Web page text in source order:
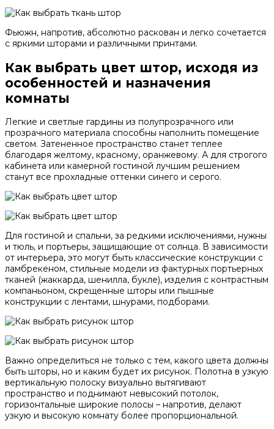
Фьюжн, напротив, абсолютно раскован и легко сочетается
с яркими шторами и различными принтами.
Как выбрать цвет штор, исходя из
особенностей и назначения
комнаты
Легкие и светлые гардины из полупрозрачного или
прозрачного материала способны наполнить помещение
светом. Затененное пространство станет теплее
благодаря желтому, красному, оранжевому. А для строгого
кабинета или камерной гостиной лучшим решением
станут все прохладные оттенки синего и серого.
Для гостиной и спальни, за редкими исключениями, нужны
и тюль, и портьеры, защищающие от солнца. В зависимости
от интерьера, это могут быть классические конструкции с
ламбрекеном, стильные модели из фактурных портьерных
тканей (жаккарда, шенилла, букле), изделия с контрастным
компаньоном, скрещенные шторы или пышные
конструкции с лентами, шнурами, подборами.
Важно определиться не только с тем, какого цвета должны
быть шторы, но и каким будет их рисунок. Полотна в узкую
вертикальную полоску визуально вытягивают
пространство и поднимают невысокий потолок,
горизонтальные широкие полосы – напротив, делают
узкую и высокую комнату более пропорциональной.